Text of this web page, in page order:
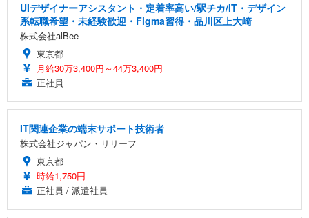
UIデザイナーアシスタント・定着率高い/駅チカ/IT・デザイン
系転職希望・未経験歓迎・Figma習得・品川区上大崎
株式会社alBee
東京都
月給30万3,400円～44万3,400円
正社員
IT関連企業の端末サポート技術者
株式会社ジャパン・リリーフ
東京都
時給1,750円
正社員 / 派遣社員